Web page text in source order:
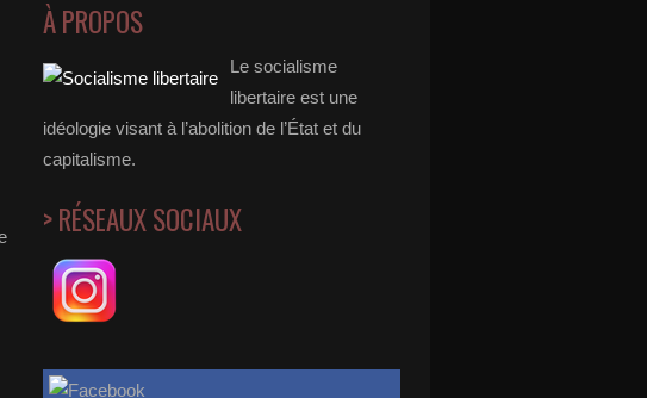
À PROPOS
Le socialisme
libertaire est une
idéologie visant à l’abolition de l’État et du
capitalisme.
> RÉSEAUX SOCIAUX